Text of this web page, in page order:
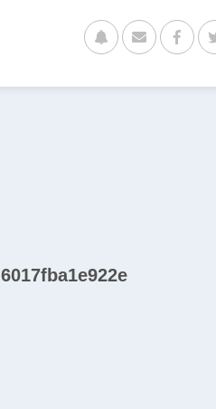
6017fba1e922e